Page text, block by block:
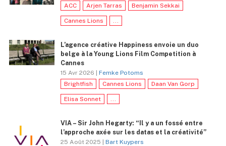
ACC
Arjen Tarras Benjamin Sekkai
Cannes Lions
L’agence créative Happiness envoie un duo
belge à la Young Lions Film Competition à
Cannes
15 Avr 2026 | Femke Potoms
Brightfish
Cannes Lions Daan Van Gorp
Elisa Sonnet
VIA – Sir John Hegarty: “Il y a un fossé entre
l’approche axée sur les datas et la créativité”
25 Août 2025 | Bart Kuypers